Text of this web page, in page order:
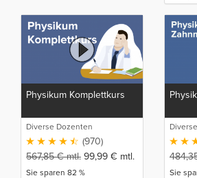
Physikum Komplettkurs
Diverse Dozenten
(970)
567,85€mtl. 99,99 € mtl.
Sie sparen 82 % Sie